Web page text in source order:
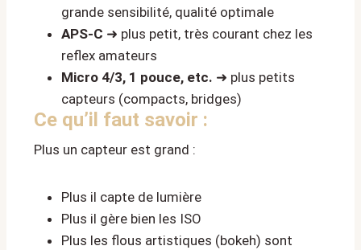
grande sensibilité, qualité optimale
APS-C ➜ plus petit, très courant chez les
reflex amateurs
Micro 4/3, 1 pouce, etc. ➜ plus petits
capteurs (compacts, bridges)
Ce qu’il faut savoir :
Plus un capteur est grand :
Plus il capte de lumière
Plus il gère bien les ISO
Plus les flous artistiques (bokeh) sont